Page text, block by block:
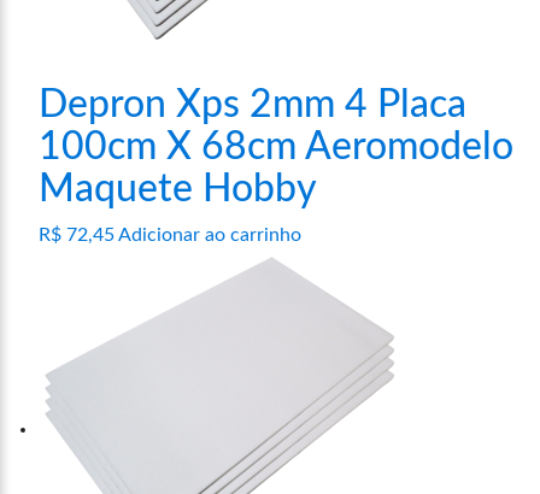
Depron Xps 2mm 4 Placa
100cm X 68cm Aeromodelo
Maquete Hobby
R$ 72,45Adicionar ao carrinho